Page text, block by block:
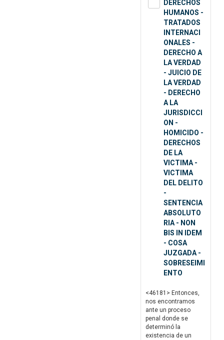
DERECHOS
HUMANOS -
TRATADOS
INTERNACI
ONALES -
DERECHO A
LA VERDAD
- JUICIO DE
LA VERDAD
- DERECHO
A LA
JURISDICCI
ON -
HOMICIDO -
DERECHOS
DE LA
VICTIMA -
VICTIMA
DEL DELITO
-
SENTENCIA
ABSOLUTO
RIA - NON
BIS IN IDEM
- COSA
JUZGADA -
SOBRESEIMI
ENTO
<46181> Entonces,
nos encontramos
ante un proceso
penal donde se
determinó la
existencia de un